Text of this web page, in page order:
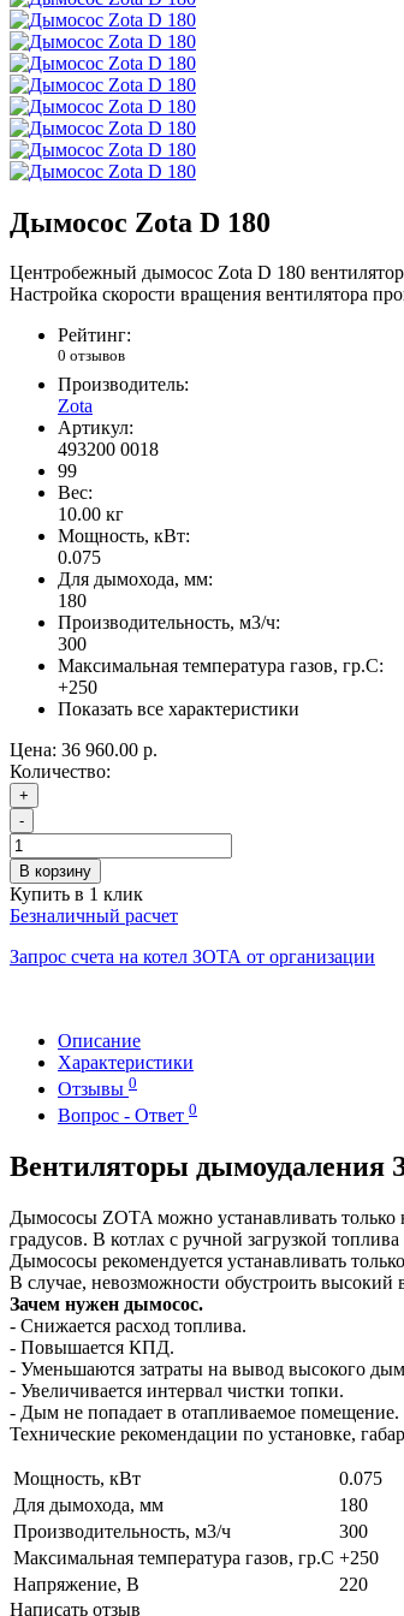
Дымосос Zota D 180
Центробежный дымосос Zota D 180
Настройка скорости вращения вентилятора
Рейтинг:
0 отзывов
Производитель:
Zota
Артикул:
493200 0018
99
Вес:
10.00 кг
Мощность, кВт:
0.075
Для дымохода, мм:
180
Производительность, м3/ч:
300
Максимальная температура газов, гр.С:
+250
Показать все характеристики
Цена: 36 960.00 р.
Количество:
+
-
В корзину
Купить в 1 клик
Безналичный расчет
Запрос счета на котел ЗОТА от организации
Описание
Характеристики
Отзывы 0
Вопрос - Ответ 0
Вентиляторы дымоудаления
Дымососы ZOTA можно устанавливать только
градусов. В котлах с ручной загрузкой
Дымососы рекомендуется устанавливать
В случае, невозможности обустроить
Зачем нужен дымосос.
- Снижается расход топлива.
- Повышается КПД.
- Уменьшаются затраты на вывод высокого
- Увеличивается интервал чистки топки.
- Дым не попадает в отапливаемое помещение.
Технические рекомендации по установке,
Мощность, кВт
0.075
Для дымохода, мм
180
Производительность, м3/ч
300
Максимальная температура газов, гр.С +250
Напряжение, В
220
Написать отзыв